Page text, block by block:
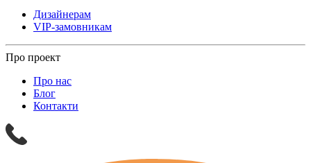
Дизайнерам
VIP-замовникам
Про проект
Про нас
Блог
Контакти